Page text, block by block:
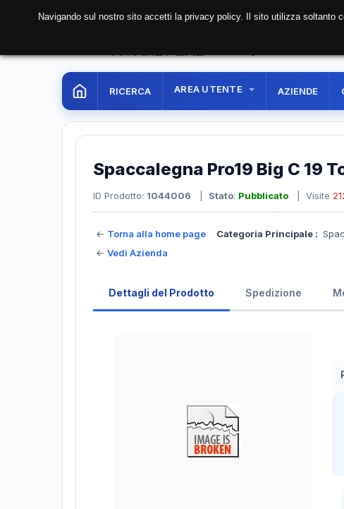
RICERCA AREA UTENTE AZIENDE
Spaccalegna Pro19 Big C 19
ID Prodotto: 1044006 Stato: Pubblicato | Visite
← Torna alla home page
← Vedi Azienda
Categoria Principale :
Dettagli del Prodotto Spedizione
Navigando sul nostro sito accetti la privacy policy. Il sito utilizza soltanto